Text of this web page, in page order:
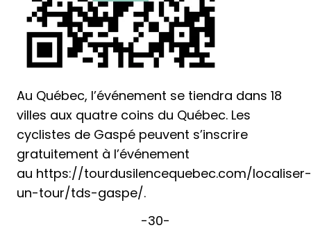
Au Québec, l’événement se tiendra dans 18
villes aux quatre coins du Québec. Les
cyclistes de Gaspé peuvent s’inscrire
gratuitement à l’événement
au https://tourdusilencequebec.com/localiser-
un-tour/tds-gaspe/.
-30-